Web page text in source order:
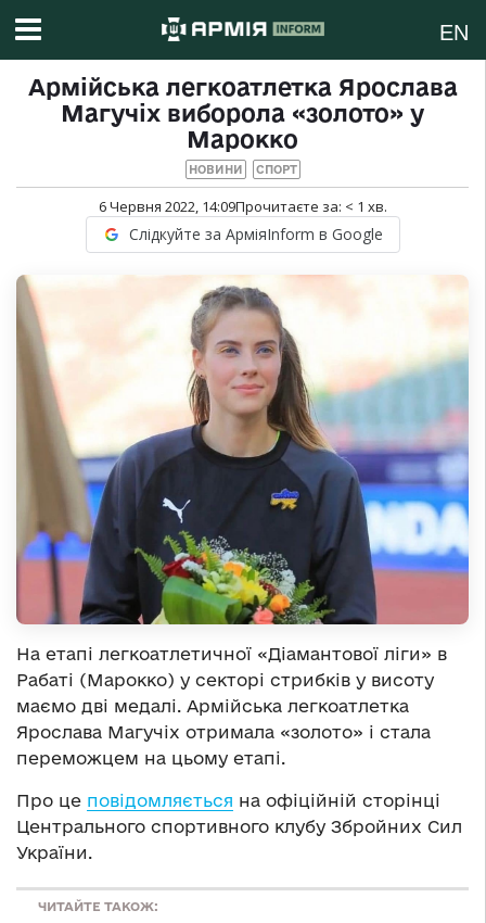
EN
Армійська легкоатлетка Ярослава
Магучіх виборола «золото» у
Марокко
НОВИНИ СПОРТ
6 Червня 2022, 14:09Прочитаєте за: < 1 хв.
Слідкуйте за АрміяInform в Google
На етапі легкоатлетичної «Діамантової ліги» в
Рабаті (Марокко) у секторі стрибків у висоту
маємо дві медалі. Армійська легкоатлетка
Ярослава Магучіх отримала «золото» і стала
переможцем на цьому етапі.
Про це повідомляється на офіційній сторінці
Центрального спортивного клубу Збройних Сил
України.
ЧИТАЙТЕ ТАКОЖ: